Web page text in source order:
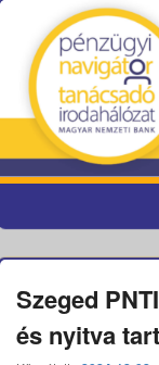
Szeged
és nyitva